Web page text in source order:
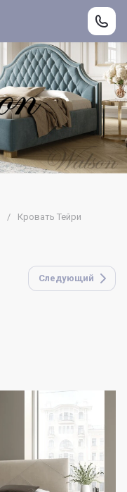
/ Кровать Тейри
Следующий